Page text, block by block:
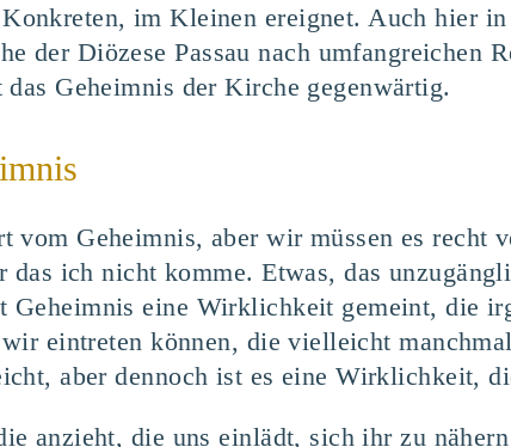
im Kleinen ereignet. Auch hier
der Diözese Passau nach umfangreichen
Geheimnis der Kirche gegenwärtig.
vom Geheimnis, aber wir müssen es recht
das ich nicht komme. Etwas, das
Geheimnis eine Wirklichkeit gemeint, die
eintreten können, die vielleicht
aber dennoch ist es eine Wirklichkeit,
anzieht, die uns einlädt, sich ihr zu